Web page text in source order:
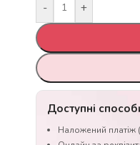
- +
Доступні
Наложений платіж